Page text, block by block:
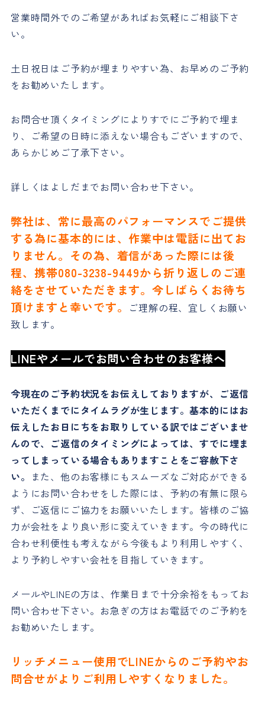
営業時間外でのご希望があればお気軽にご相談下さ
い。
土日祝日はご予約が埋まりやすい為、お早めのご予約
をお勧めいたします。
お問合せ頂くタイミングによりすでにご予約で埋ま
り、ご希望の日時に添えない場合もございますので、
あらかじめご了承下さい。
詳しくはよしだまでお問い合わせ下さい。
弊社は、常に最高のパフォーマンスでご提供
する為に基本的には、作業中は電話に出てお
りません。その為、着信があった際には後
程、携帯080-3238-9449から折り返しのご連
絡をさせていただきます。今しばらくお待ち
頂けますと幸いです。
ご理解の程、宜しくお願い
致します。
LINEやメールでお問い合わせのお客様へ
今現在のご予約状況をお伝えしておりますが、ご返信
いただくまでにタイムラグが生じます。基本的にはお
伝えしたお日にちをお取りしている訳ではございませ
んので、ご返信のタイミングによっては、すでに埋ま
ってしまっている場合もありますことをご容赦下さ
い。 また、他のお客様にもスムーズなご対応ができる
ようにお問い合わせをした際には、予約の有無に限ら
ず、ご返信にご協力をお願いいたします。皆様のご協
力が会社をより良い形に変えていきます。今の時代に
合わせ利便性も考えながら今後もより利用しやすく、
より予約しやすい会社を目指していきます。
メールやLINEの方は、作業日まで十分余裕をもってお
問い合わせ下さい。お急ぎの方はお電話でのご予約を
お勧めいたします。
リッチメニュー使用でLINEからのご予約やお
問合せがよりご利用しやすくなりました。